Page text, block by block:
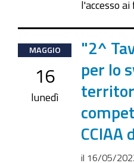
l'accesso
2022-
05-
16T10:00:00+02:00
2022-
16T11:30:00+02:00
MAGGIO
16
lunedì
"2^
per lo
CCIAA
il 16/05/